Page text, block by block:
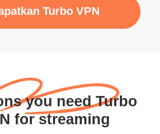
Turbo VPN
you need Turbo
for streaming